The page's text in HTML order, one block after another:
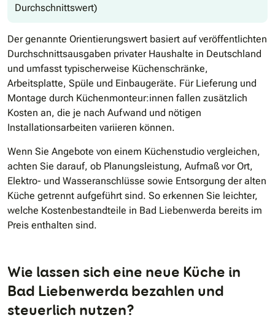
Durchschnittswert)
Der genannte Orientierungswert basiert auf veröffentlichten
Durchschnittsausgaben privater Haushalte in Deutschland
und umfasst typischerweise Küchenschränke,
Arbeitsplatte, Spüle und Einbaugeräte. Für Lieferung und
Montage durch Küchenmonteur:innen fallen zusätzlich
Kosten an, die je nach Aufwand und nötigen
Installationsarbeiten variieren können.
Wenn Sie Angebote von einem Küchenstudio vergleichen,
achten Sie darauf, ob Planungsleistung, Aufmaß vor Ort,
Elektro- und Wasseranschlüsse sowie Entsorgung der alten
Küche getrennt aufgeführt sind. So erkennen Sie leichter,
welche Kostenbestandteile in Bad Liebenwerda bereits im
Preis enthalten sind.
Wie lassen sich eine neue Küche in
Bad Liebenwerda bezahlen und
steuerlich nutzen?